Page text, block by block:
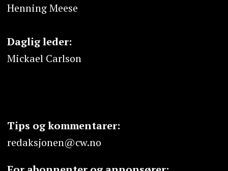
Henning Meese
Daglig leder:
Mickael Carlson
Tips og kommentarer:
redaksjonen@cw.no